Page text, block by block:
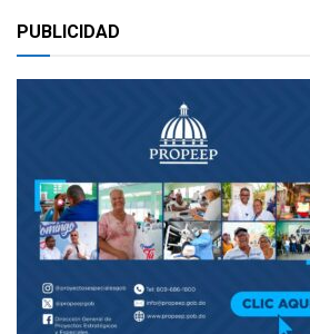
PUBLICIDAD